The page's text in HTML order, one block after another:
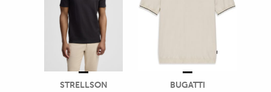
STRELLSON BUGATTI